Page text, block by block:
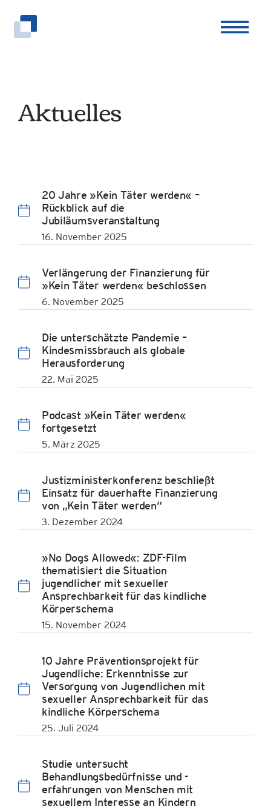
Inhalt
springen
Aktuelles
20 Jahre »Kein Täter werden« –
Rückblick auf die
Jubiläumsveranstaltung
16. November 2025
Verlängerung der Finanzierung für
»Kein Täter werden« beschlossen
6. November 2025
Die unterschätzte Pandemie –
Kindesmissbrauch als globale
Herausforderung
22. Mai 2025
Podcast »Kein Täter werden«
fortgesetzt
5. März 2025
Justizministerkonferenz beschließt
Einsatz für dauerhafte Finanzierung
von „Kein Täter werden“
3. Dezember 2024
»No Dogs Allowed«: ZDF-Film
thematisiert die Situation
jugendlicher mit sexueller
Ansprechbarkeit für das kindliche
Körperschema
15. November 2024
10 Jahre Präventionsprojekt für
Jugendliche: Erkenntnisse zur
Versorgung von Jugendlichen mit
sexueller Ansprechbarkeit für das
kindliche Körperschema
25. Juli 2024
Studie untersucht
Behandlungsbedürfnisse und -
erfahrungen von Menschen mit
sexuellem Interesse an Kindern